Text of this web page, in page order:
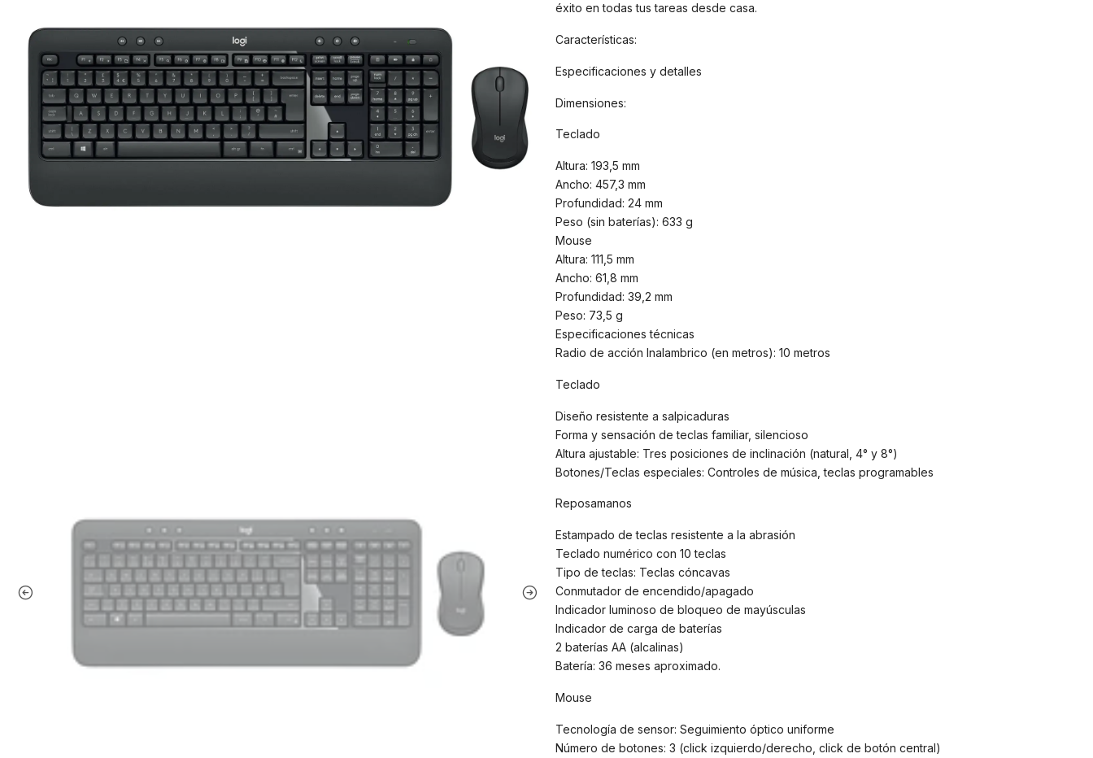
éxito en todas tus tareas desde casa.
Características:
Especificaciones y detalles
Dimensiones:
Teclado
Altura: 193,5 mm
Ancho: 457,3 mm
Profundidad: 24 mm
Peso (sin baterías): 633 g
Mouse
Altura: 111,5 mm
Ancho: 61,8 mm
Profundidad: 39,2 mm
Peso: 73,5 g
Especificaciones técnicas
Radio de acción Inalambrico (en metros): 10 metros
Teclado
Diseño resistente a salpicaduras
Forma y sensación de teclas familiar, silencioso
Altura ajustable: Tres posiciones de inclinación (natural, 4° y 8°)
Botones/Teclas especiales: Controles de música, teclas programables
Reposamanos
Estampado de teclas resistente a la abrasión
Teclado numérico con 10 teclas
Tipo de teclas: Teclas cóncavas
Conmutador de encendido/apagado
Indicador luminoso de bloqueo de mayúsculas
Indicador de carga de baterías
2 baterías AA (alcalinas)
Batería: 36 meses aproximado.
Mouse
Tecnología de sensor: Seguimiento óptico uniforme
Número de botones: 3 (click izquierdo/derecho, click de botón central)